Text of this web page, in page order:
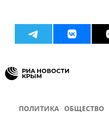
ПОЛИТИКА ОБЩЕСТВО